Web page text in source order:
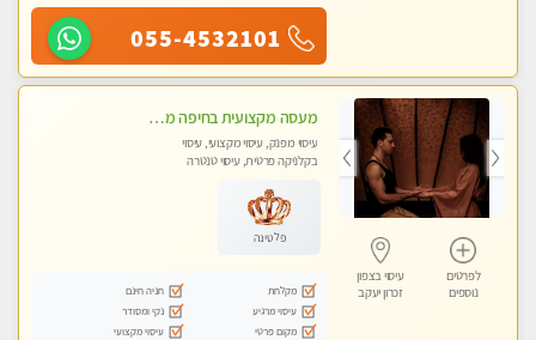
055-4532101
לפרטים
נוספים
עיסוי בצפון
זכרון יעקב
מעסה מקצועית בחיפה מעסה קלאסית ומפנקת להתקשר דרך -0505750417 WhatsApp מוזמן לחוויה בלתי נשכחת!!
עיסוי מפנק, עיסוי מקצועי, עיסוי
בקלניקה פרטית, עיסוי טנטרה
פלטינה
מקלחת
חניה חינם
עיסוי מרגיע
נקי ומסודר
מקום פרטי
עיסוי מקצועי